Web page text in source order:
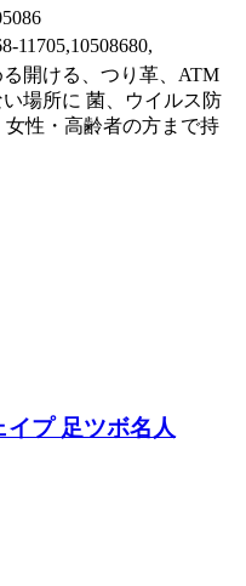
11705,10508680,
開ける、つり革、ATM
場所に 菌、ウイルス防
女性・高齢者の方まで持
プ 足ツボ名人